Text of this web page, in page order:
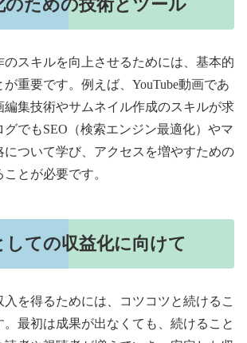
のための技術とツール
のスキルを向上させるためには、基本的
重要です。例えば、YouTube動画であ
編集技術やサムネイル作成のスキルが求
でもSEO（検索エンジン最適化）やマ
について学び、アクセスを増やすための
とが必要です。
しての収益化に向けて
入を得るためには、コツコツと続けるこ
。最初は成果が出なくても、続けること